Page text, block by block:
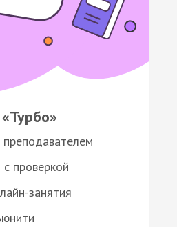
проверкой
занятия